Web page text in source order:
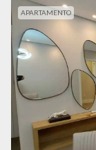
APARTAMENTO